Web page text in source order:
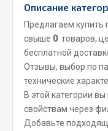
Отопители
Автономные
Жидкостные
Отопители салона
Подогреватели
Описание
Предлагаем купить
свыше 0 товаров,
бесплатной
Отзывы, выбор по
технические
В этой категории
свойствам через
Добавьте